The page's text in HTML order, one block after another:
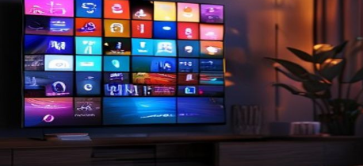
bude v nejbližší možné době kontaktovat.
Adresa
Telefon